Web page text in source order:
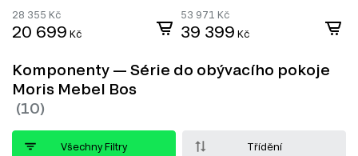
28 355 Kč
20 699 Kč
53 971 Kč
39 399 Kč
Komponenty — Série do obývacího pokoje
Moris Mebel Bos
Všechny Filtry Třídění